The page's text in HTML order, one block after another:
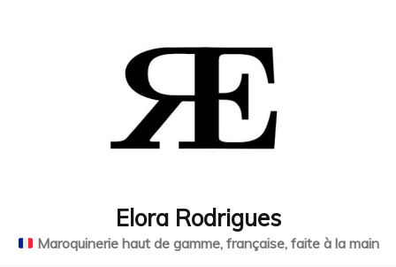
Elora Rodrigues
Maroquinerie haut de gamme, française, faite à la main